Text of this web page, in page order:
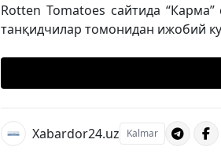
Rotten Tomatoes сайтида
танқидчилар томонидан ижобий
Xabardor24.uz Kalmar